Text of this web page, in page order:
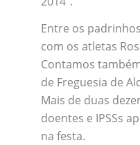
Entre os
com os atletas
Contamos
de Freguesia de
Mais de duas
doentes e IPSSs
na festa.